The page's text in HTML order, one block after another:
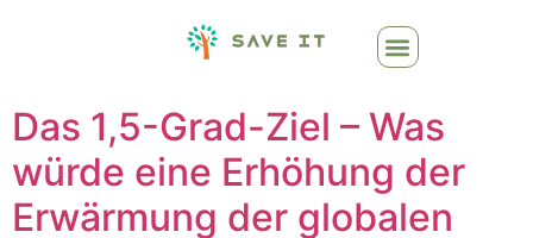
Das 1,5-Grad-Ziel – Was
würde eine Erhöhung der
Erwärmung der globalen